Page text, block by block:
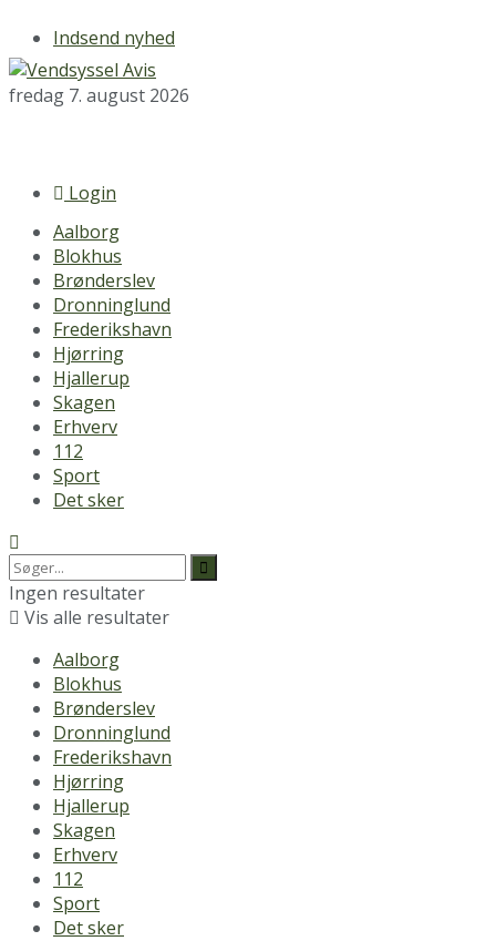
Indsend nyhed
fredag 7. august 2026
Login
Aalborg
Blokhus
Brønderslev
Dronninglund
Frederikshavn
Hjørring
Hjallerup
Skagen
Erhverv
112
Sport
Det sker
Ingen resultater
Vis alle resultater
Aalborg
Blokhus
Brønderslev
Dronninglund
Frederikshavn
Hjørring
Hjallerup
Skagen
Erhverv
112
Sport
Det sker